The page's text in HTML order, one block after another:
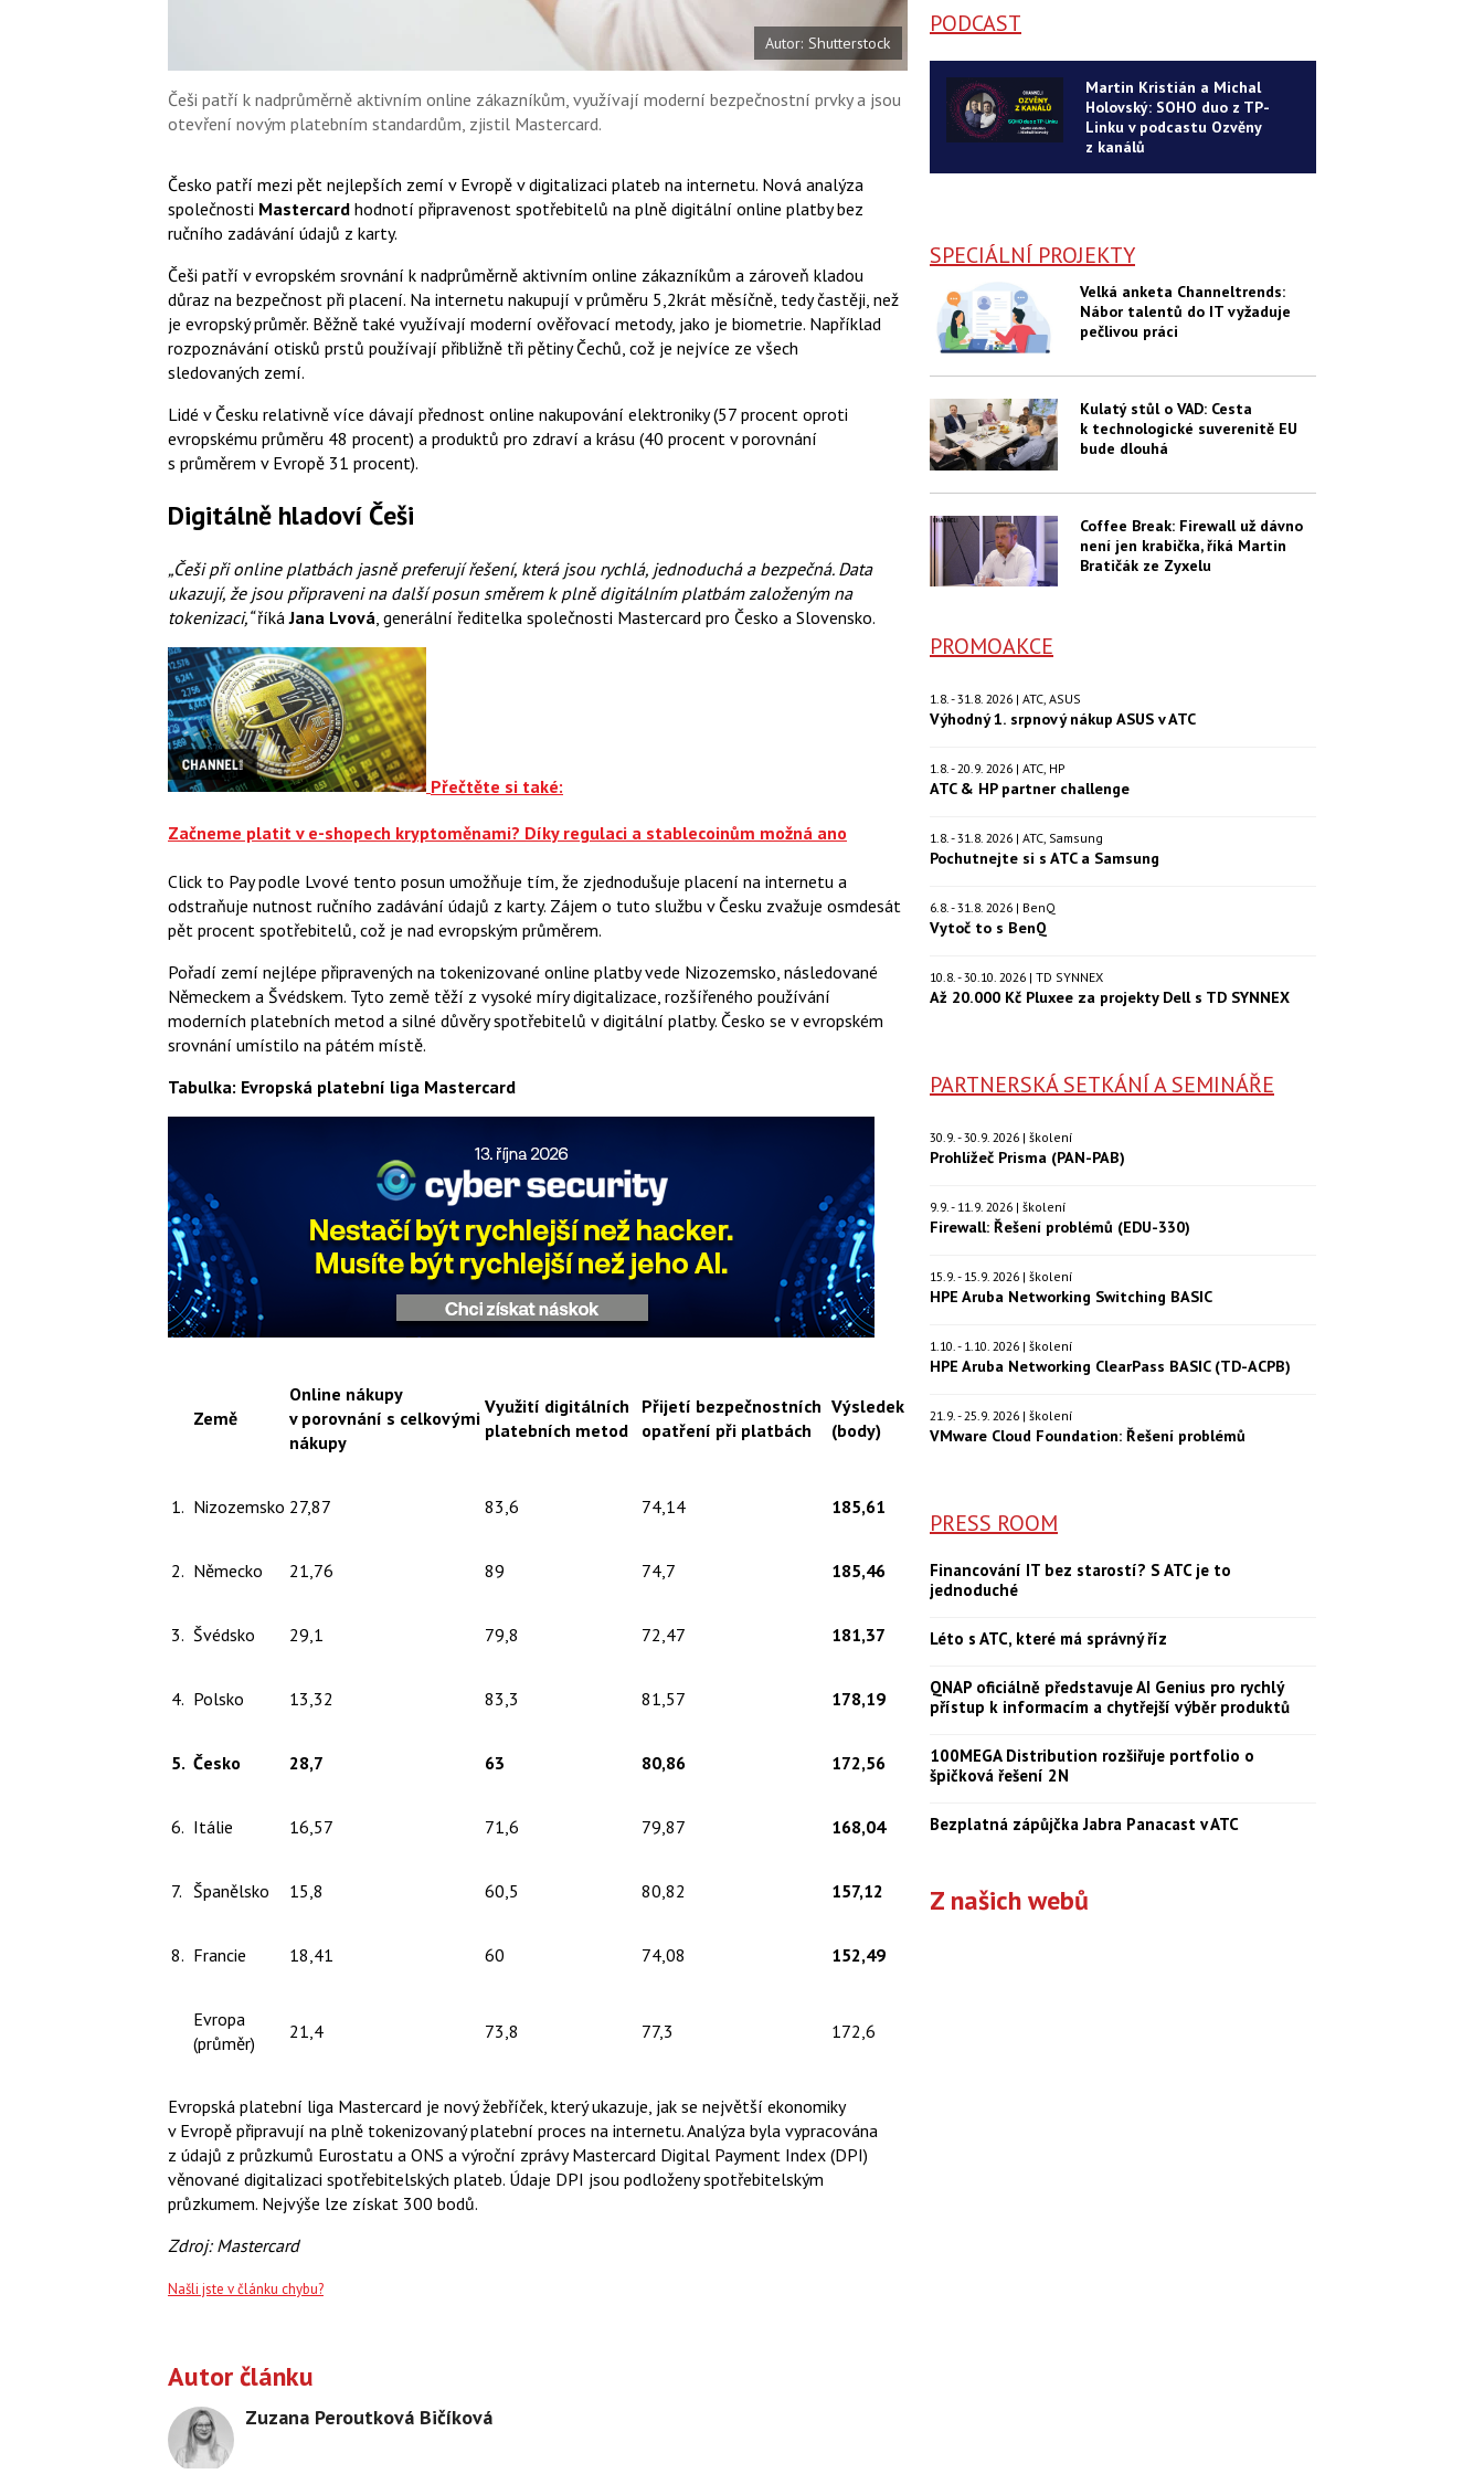
Autor: Shutterstock
Češi patří k nadprůměrně aktivním online zákazníkům, využívají moderní bezpečnostní prvky a jsou
otevření novým platebním standardům, zjistil Mastercard.
Česko patří mezi pět nejlepších zemí v Evropě v digitalizaci plateb na internetu. Nová analýza
společnosti Mastercard hodnotí připravenost spotřebitelů na plně digitální online platby bez
ručního zadávání údajů z karty.
Češi patří v evropském srovnání k nadprůměrně aktivním online zákazníkům a zároveň kladou
důraz na bezpečnost při placení. Na internetu nakupují v průměru 5,2krát měsíčně, tedy častěji, než
je evropský průměr. Běžně také využívají moderní ověřovací metody, jako je biometrie. Například
rozpoznávání otisků prstů používají přibližně tři pětiny Čechů, což je nejvíce ze všech
sledovaných zemí.
Lidé v Česku relativně více dávají přednost online nakupování elektroniky (57 procent oproti
evropskému průměru 48 procent) a produktů pro zdraví a krásu (40 procent v porovnání
s průměrem v Evropě 31 procent).
Digitálně hladoví Češi
„Češi při online platbách jasně preferují řešení, která jsou rychlá, jednoduchá a bezpečná. Data
ukazují, že jsou připraveni na další posun směrem k plně digitálním platbám založeným na
tokenizaci,“říkáJana Lvová , generální ředitelka společnosti Mastercard pro Česko a Slovensko.
Přečtěte si také:
Začneme platit v e-shopech kryptoměnami? Díky regulaci a stablecoinům možná ano
Click to Pay podle Lvové tento posun umožňuje tím, že zjednodušuje placení na internetu a
odstraňuje nutnost ručního zadávání údajů z karty. Zájem o tuto službu v Česku zvažuje osmdesát
pět procent spotřebitelů, což je nad evropským průměrem.
Pořadí zemí nejlépe připravených na tokenizované online platby vede Nizozemsko, následované
Německem a Švédskem. Tyto země těží z vysoké míry digitalizace, rozšířeného používání
moderních platebních metod a silné důvěry spotřebitelů v digitální platby. Česko se v evropském
srovnání umístilo na pátém místě.
Tabulka: Evropská platební liga Mastercard
Země
Online nákupy
v porovnání s celkovými
nákupy
Využití digitálních
platebních metod
Přijetí bezpečnostních
opatření při platbách
Výsledek
(body)
1. Nizozemsko 27,87 83,6 74,14 185,61
2. Německo 21,76 89 74,7 185,46
3. Švédsko 29,1 79,8 72,47 181,37
4. Polsko 13,32 83,3 81,57 178,19
5. Česko 28,7 63 80,86 172,56
6. Itálie 16,57 71,6 79,87 168,04
7. Španělsko 15,8 60,5 80,82 157,12
8. Francie 18,41 60 74,08 152,49
Evropa
(průměr)
21,4 73,8 77,3 172,6
Evropská platební liga Mastercard je nový žebříček, kte­rý ukazuje, jak se největší ekonomiky
v Evropě připravují na plně tokenizovaný platební proces na internetu. Analýza byla vypracována
z údajů z průzkumů Eurostatu a ONS a výroční zprávy Mastercard Digital Payment Index (DPI)
věnované digitalizaci spotřebitelských plateb. Údaje DPI jsou podloženy spotřebitelským
průzkumem. Nejvýše lze získat 300 bodů.
Zdroj: Mastercard
Našli jste v článku chybu?
Autor článku
Zuzana Peroutková Bičíková
PODCAST
Martin Kristián a Michal
Holovský: SOHO duo z TP-
Linku v podcastu Ozvěny
z kanálů
SPECIÁLNÍ PROJEKTY
Velká anketa Channeltrends:
Nábor talentů do IT vyžaduje
pečlivou práci
Kulatý stůl o VAD: Cesta
k technologické suverenitě EU
bude dlouhá
Coffee Break: Firewall už dávno
není jen krabička, říká Martin
Bratičák ze Zyxelu
PROMOAKCE
1.8. - 31.8. 2026 | ATC, ASUS
Výhodný 1. srpnový nákup ASUS v ATC
1.8. - 20.9. 2026 | ATC, HP
ATC & HP partner challenge
1.8. - 31.8. 2026 | ATC, Samsung
Pochutnejte si s ATC a Samsung
6.8. - 31.8. 2026 | BenQ
Vytoč to s BenQ
10.8. - 30.10. 2026 | TD SYNNEX
Až 20.000 Kč Pluxee za projekty Dell s TD SYNNEX
PARTNERSKÁ SETKÁNÍ A SEMINÁŘE
30.9. - 30.9. 2026 | školení
Prohlížeč Prisma (PAN-PAB)
9.9. - 11.9. 2026 | školení
Firewall: Řešení problémů (EDU-330)
15.9. - 15.9. 2026 | školení
HPE Aruba Networking Switching BASIC
1.10. - 1.10. 2026 | školení
HPE Aruba Networking ClearPass BASIC (TD-ACPB)
21.9. - 25.9. 2026 | školení
VMware Cloud Foundation: Řešení problémů
PRESS ROOM
Financování IT bez starostí? S ATC je to
jednoduché
Léto s ATC, které má správný říz
QNAP oficiálně představuje AI Genius pro rychlý
přístup k informacím a chytřejší výběr produktů
100MEGA Distribution rozšiřuje portfolio o
špičková řešení 2N
Bezplatná zápůjčka Jabra Panacast v ATC
Z našich webů